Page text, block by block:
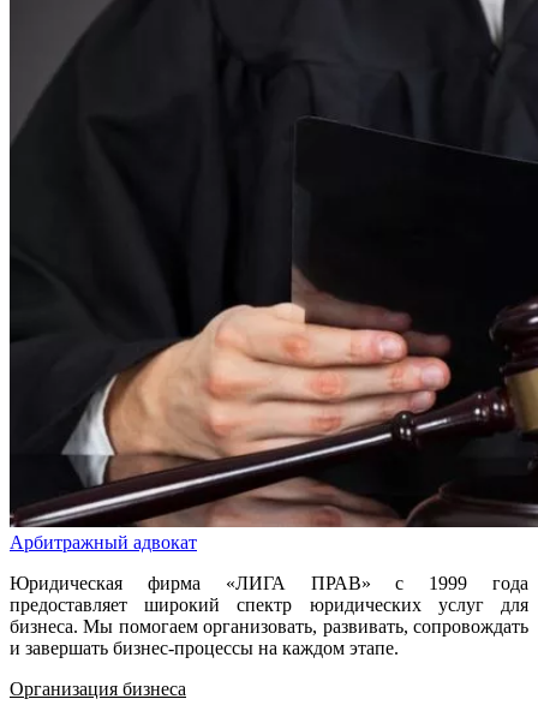
Арбитражный адвокат
Юридическая фирма «ЛИГА ПРАВ» с 1999 года
предоставляет широкий спектр юридических услуг для
бизнеса. Мы помогаем организовать, развивать, сопровождать
и завершать бизнес-процессы на каждом этапе.
Организация бизнеса